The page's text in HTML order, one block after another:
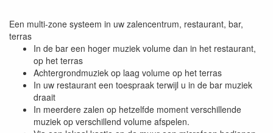
Een multi-zone systeem in uw zalencentrum, restaurant, bar,
terras
In de bar een hoger muziek volume dan in het restaurant,
op het terras
Achtergrondmuziek op laag volume op het terras
In uw restaurant een toespraak terwijl u in de bar muziek
draait
In meerdere zalen op hetzelfde moment verschillende
muziek op verschillend volume afspelen.